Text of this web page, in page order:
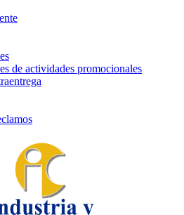
de actividades promocionales